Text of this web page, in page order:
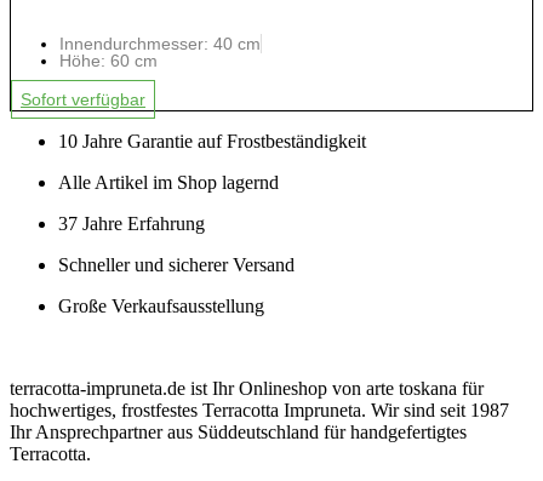
Innendurchmesser: 40 cm
Höhe: 60 cm
Sofort verfügbar
10 Jahre Garantie auf Frostbeständigkeit
Alle Artikel im Shop lagernd
37 Jahre Erfahrung
Schneller und sicherer Versand
Große Verkaufsausstellung
terracotta-impruneta.de ist Ihr Onlineshop von arte toskana für
hochwertiges, frostfestes Terracotta Impruneta. Wir sind seit 1987
Ihr Ansprechpartner aus Süddeutschland für handgefertigtes
Terracotta.